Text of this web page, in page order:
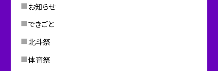
お知らせ
できごと
北斗祭
体育祭